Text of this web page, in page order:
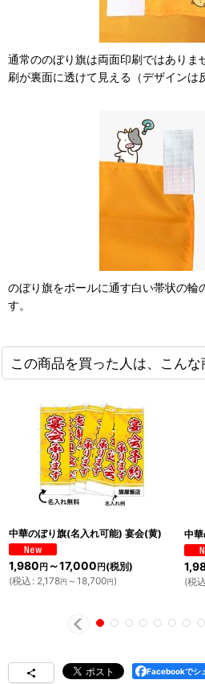
通常ののぼり旗は両面印刷ではありま
刷が裏面に透けて見える（デザインは
のぼり旗をポールに通す白い帯状の輪
す。
この商品を買った人は、こん
中華のぼり旗(名入れ可能) 宴会(黄)
1,980 円 ～17,000 円 (税別)
(税込 : 2,178円 ～18,700円)
中
(税込
Facebookでシ